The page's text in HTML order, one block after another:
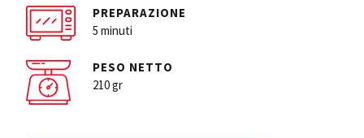
PREPARAZIONE
5 minuti
PESO NETTO
210 gr